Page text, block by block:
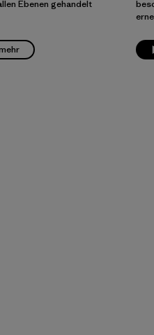
Ebenen gehandelt